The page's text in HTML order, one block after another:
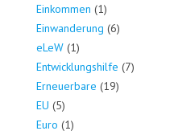
Einkommen (1)
Einwanderung (6)
eLeW (1)
Entwicklungshilfe (7)
Erneuerbare (19)
EU (5)
Euro (1)